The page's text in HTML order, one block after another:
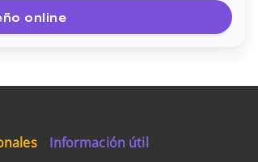
online
Información útil